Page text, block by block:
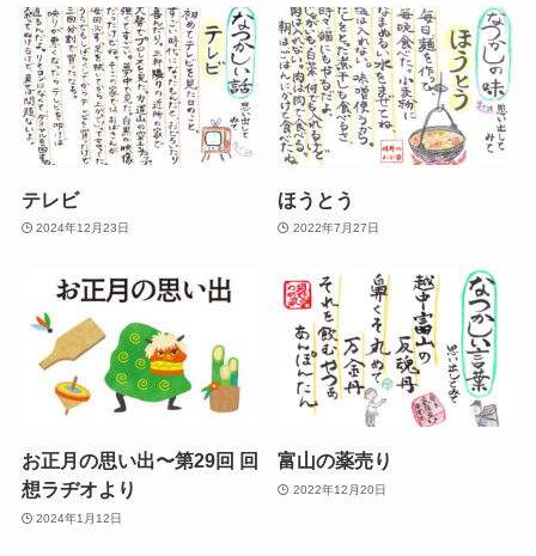
テレビ
2024年12月23日
ほうとう
2022年7月27日
お正月の思い出〜第29回 回
想ラヂオより
2024年1月12日
富山の薬売り
2022年12月20日